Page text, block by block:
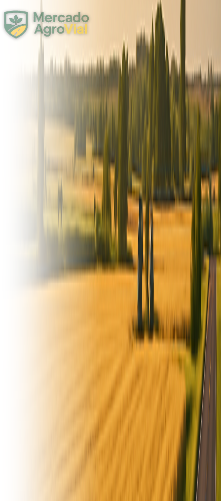
Compartir
CAPACIDAD 1/2 m³. ALTURA DE TRABAJO 3.20 m.
CAPACIDAD DE CARGA 1000 kg. BALDE 0.5 m³ reforzado.
ANCHO DE BALDE 1.85 m. SISTEMA DE ACOPLE Y
DESACOPLE Sistema rápido de accesorios funcionales del tractor
por medio de dos pernos de acero. ACCESORIOS OPCIONALES
Mordaza para desgarrar silo, pinche levanta rollos, levanta pallets y
aguilón levanta bolsones. Contado: USD14.000 Evaluamos
financiación Entrega inmediata Listo para transferir
Cordoba , Argentina